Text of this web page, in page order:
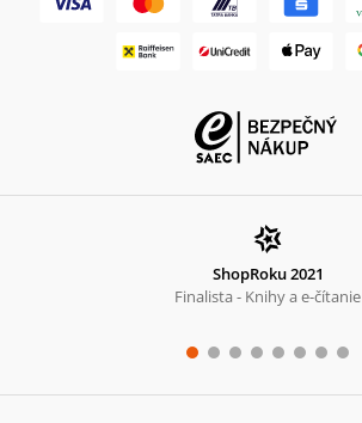
ShopRoku 2021
Finalista - Knihy a e-čítanie